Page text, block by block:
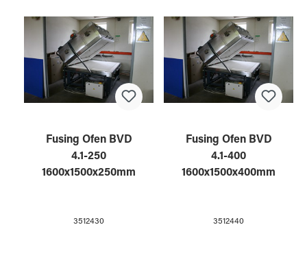
Fusing Ofen BVD
4.1-250
1600x1500x250mm
3512430
Fusing Ofen BVD
4.1-400
1600x1500x400mm
3512440